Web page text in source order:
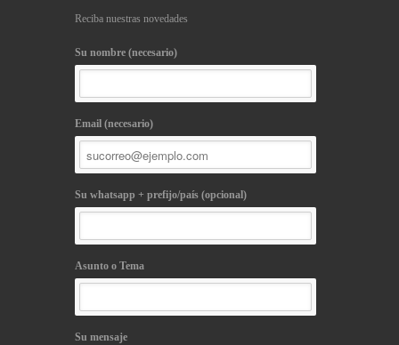
Reciba nuestras novedades
Su nombre (necesario)
Email (necesario)
Su whatsapp + prefijo/país (opcional)
Asunto o Tema
Su mensaje